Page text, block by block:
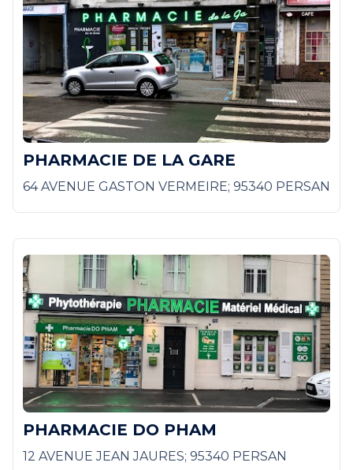
PHARMACIE DE LA GARE
64 AVENUE GASTON VERMEIRE; 95340 PERSAN
PHARMACIE DO PHAM
12 AVENUE JEAN JAURES; 95340 PERSAN